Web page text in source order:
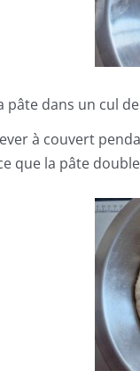
pâte dans un cul
à couvert
que la pâte